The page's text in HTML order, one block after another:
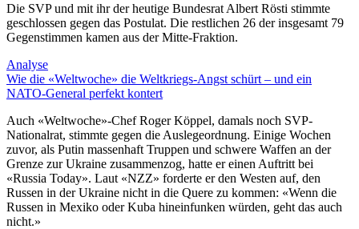
Die SVP und mit ihr der heutige Bundesrat Albert Rösti stimmte
geschlossen gegen das Postulat. Die restlichen 26 der insgesamt 79
Gegenstimmen kamen aus der Mitte-Fraktion.
Analyse
Wie die «Weltwoche» die Weltkriegs-Angst schürt – und ein
NATO-General perfekt kontert
Auch «Weltwoche»-Chef Roger Köppel, damals noch SVP-
Nationalrat, stimmte gegen die Auslegeordnung. Einige Wochen
zuvor, als Putin massenhaft Truppen und schwere Waffen an der
Grenze zur Ukraine zusammenzog, hatte er einen Auftritt bei
«Russia Today». Laut «NZZ» forderte er den Westen auf, den
Russen in der Ukraine nicht in die Quere zu kommen: «Wenn die
Russen in Mexiko oder Kuba hineinfunken würden, geht das auch
nicht.»